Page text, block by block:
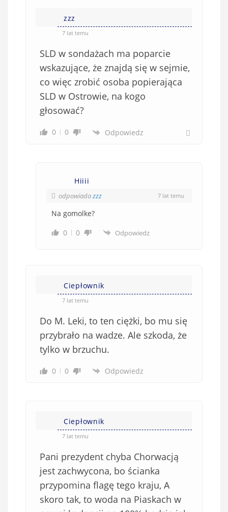
zzz
7 lat temu
SLD w sondażach ma poparcie
wskazujące, że znajdą się w sejmie,
co więc zrobić osoba popierająca
SLD w Ostrowie, na kogo
głosować?
0 0 Odpowiedz
Hiiii
odpowiadazzz 7 lat temu
Na gomolke?
0
0 Odpowiedz
Ciepłownik
7 lat temu
Do M. Leki, to ten ciężki, bo mu się
przybrało na wadze. Ale szkoda, że
tylko w brzuchu.
0 0 Odpowiedz
Ciepłownik
7 lat temu
Pani prezydent chyba Chorwacją
jest zachwycona, bo ścianka
przypomina flagę tego kraju, A
skoro tak, to woda na Piaskach w